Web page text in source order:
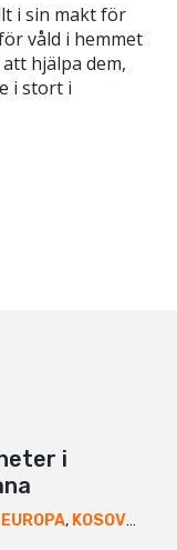
i sin makt för
våld i hemmet
hjälpa dem,
i stort i
i
EUROPA, KOSOVO